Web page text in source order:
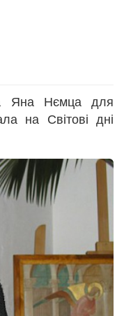
Яна Нємца для
на Світові дні